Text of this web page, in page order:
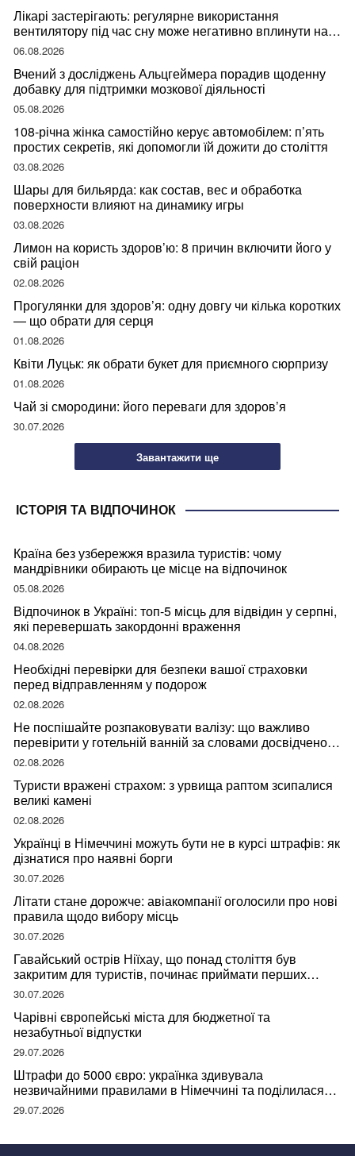
Лікарі застерігають: регулярне використання
вентилятору під час сну може негативно вплинути на
ваше здоров’я
06.08.2026
Вчений з досліджень Альцгеймера порадив щоденну
добавку для підтримки мозкової діяльності
05.08.2026
108-річна жінка самостійно керує автомобілем: п’ять
простих секретів, які допомогли їй дожити до століття
03.08.2026
Шары для бильярда: как состав, вес и обработка
поверхности влияют на динамику игры
03.08.2026
Лимон на користь здоров’ю: 8 причин включити його у
свій раціон
02.08.2026
Прогулянки для здоров’я: одну довгу чи кілька коротких
— що обрати для серця
01.08.2026
Квіти Луцьк: як обрати букет для приємного сюрпризу
01.08.2026
Чай зі смородини: його переваги для здоров’я
30.07.2026
Завантажити ще
ІСТОРІЯ ТА ВІДПОЧИНОК
Країна без узбережжя вразила туристів: чому
мандрівники обирають це місце на відпочинок
05.08.2026
Відпочинок в Україні: топ-5 місць для відвідин у серпні,
які перевершать закордонні враження
04.08.2026
Необхідні перевірки для безпеки вашої страховки
перед відправленням у подорож
02.08.2026
Не поспішайте розпаковувати валізу: що важливо
перевірити у готельній ванній за словами досвідченої
мандрівниці
02.08.2026
Туристи вражені страхом: з урвища раптом зсипалися
великі камені
02.08.2026
Українці в Німеччині можуть бути не в курсі штрафів: як
дізнатися про наявні борги
30.07.2026
Літати стане дорожче: авіакомпанії оголосили про нові
правила щодо вибору місць
30.07.2026
Гавайський острів Ніїхау, що понад століття був
закритим для туристів, починає приймати перших
відвідувачів
30.07.2026
Чарівні європейські міста для бюджетної та
незабутньої відпустки
29.07.2026
Штрафи до 5000 євро: українка здивувала
незвичайними правилами в Німеччині та поділилася
правдою
29.07.2026